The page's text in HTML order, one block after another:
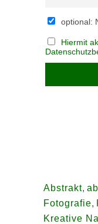
optional:
Hiermit
Abstrakt,
Fotografie,
Kreative